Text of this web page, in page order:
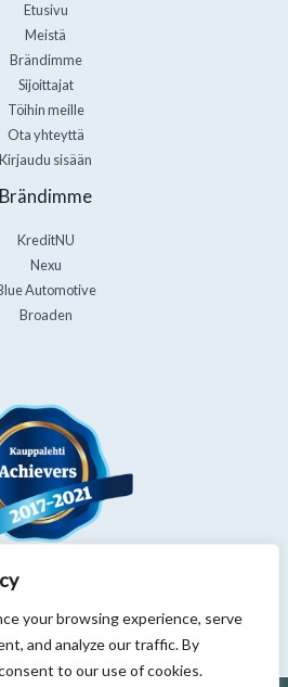
your browsing experience, serve
and analyze our traffic. By
to our use of cookies.
Etusivu
Meistä
Brändimme
Sijoittajat
Töihin meille
Ota yhteyttä
Kirjaudu sisään
Brändimme
KreditNU
Nexu
Automotive
Broaden